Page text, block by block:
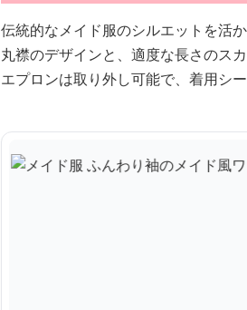
伝統的なメイド服のシルエットを活
丸襟のデザインと、適度な長さのス
エプロンは取り外し可能で、着用シ